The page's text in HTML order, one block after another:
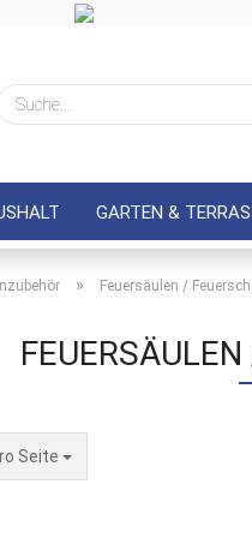
GARTEN &
» Feuersäulen /
Seite